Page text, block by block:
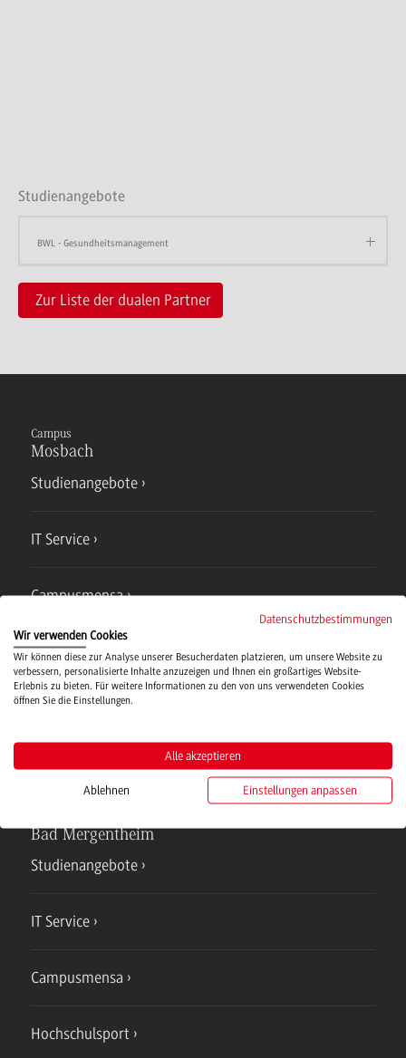
Studienangebote
BWL - Gesundheitsmanagement
Zur Liste der dualen Partner
Campus
Mosbach
Studienangebote
IT Service
Campusmensa
Hochschulsport
Verwaltung
Bad Mergentheim
Studienangebote
IT Service
Campusmensa
Hochschulsport
Datenschutzbestimmungen
Wir verwenden Cookies
Wir können diese zur Analyse unserer Besucherdaten platzieren, um unsere Website zu
verbessern, personalisierte Inhalte anzuzeigen und Ihnen ein großartiges Website-
Erlebnis zu bieten. Für weitere Informationen zu den von uns verwendeten Cookies
öffnen Sie die Einstellungen.
Alle akzeptieren
Ablehnen Einstellungen anpassen